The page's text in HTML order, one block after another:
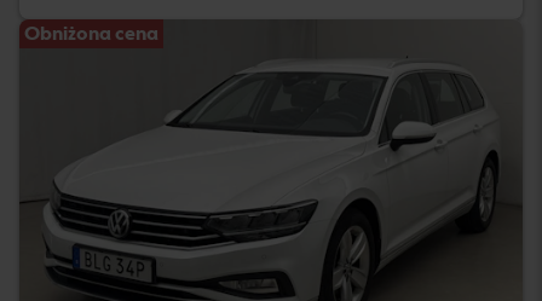
Obniżona cena